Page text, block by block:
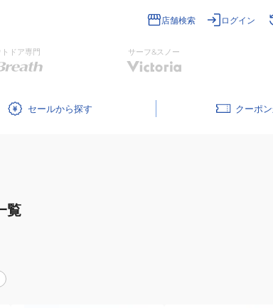
店舗検索 ログイン
ドア専門 サーフ&スノー
セール クーポン
覧